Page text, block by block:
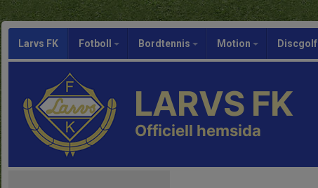
Larvs FK Fotboll Bordtennis Motion Discgolf
LARVS FK
Officiell hemsida